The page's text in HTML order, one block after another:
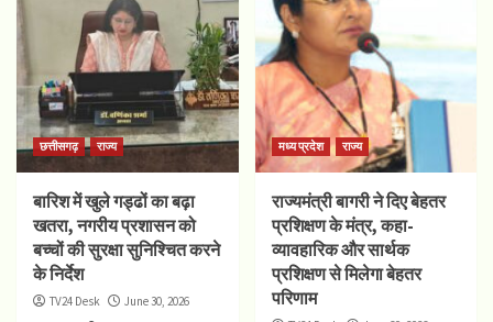
छत्तीसगढ़ राज्य
बारिश में खुले गड्ढों का बढ़ा
खतरा, नगरीय प्रशासन को
बच्चों की सुरक्षा सुनिश्चित करने
के निर्देश
TV24 Desk June 30, 2026
मध्य प्रदेश राज्य
राज्यमंत्री बागरी ने दिए बेहतर
प्रशिक्षण के मंत्र, कहा-
व्यावहारिक और सार्थक
प्रशिक्षण से मिलेगा बेहतर
परिणाम